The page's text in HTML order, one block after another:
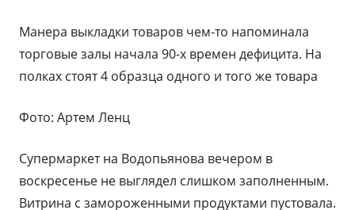
Манера выкладки товаров чем-то напоминала
торговые залы начала 90-х времен дефицита. На
полках стоят 4 образца одного и того же товара
Фото: Артем Ленц
Супермаркет на Водопьянова вечером в
воскресенье не выглядел слишком заполненным.
Витрина с замороженными продуктами пустовала.